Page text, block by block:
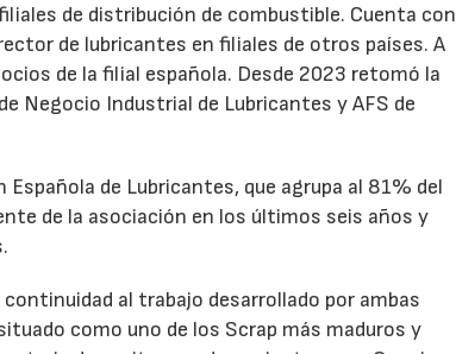
de distribución de combustible. Cuenta con
de lubricantes en filiales de otros países. A
de la filial española. Desde 2023 retomó la
Negocio Industrial de Lubricantes y AFS de
de Lubricantes, que agrupa al 81% del
de la asociación en los últimos seis años y
al trabajo desarrollado por ambas
como uno de los Scrap más maduros y